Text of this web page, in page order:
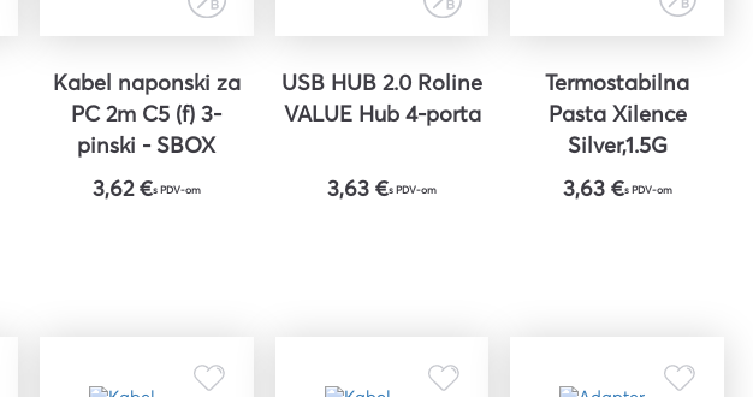
Kabel naponski za
PC 2m C5 (f) 3-
pinski - SBOX
3,62 €s PDV-om
USB HUB 2.0 Roline
VALUE Hub 4-porta
3,63 €s PDV-om
Termostabilna
Pasta Xilence
Silver,1.5G
3,63 €s PDV-om